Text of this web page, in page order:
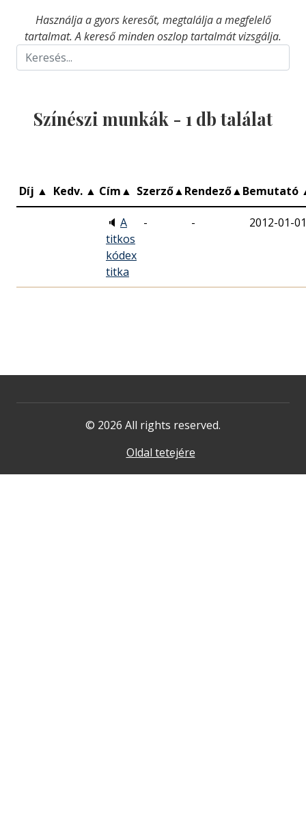
Használja a gyors keresőt, megtalálja a megfelelő
tartalmat. A kereső minden oszlop tartalmát vizsgálja.
Színészi munkák - 1 db találat
Díj ▲ Kedv. ▲ Cím▲ Szerző▲Rendező▲Bemutató
🔈 A
titkos
kódex
titka
- - 2012-01-01
© 2026 All rights reserved.
Oldal tetejére